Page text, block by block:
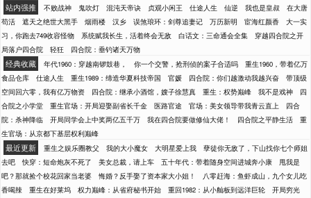
站内强推 不败战神 鬼吹灯 混沌天帝诀 贞观小闲王 仕途人生 仙逆 我也是皇叔
在大唐
苟活
遮天之绝世大黑手 烟雨楼 汉乡 误煞琅环：剑尊追妻记 万历新明 宦海红颜香
大一实
习，你跑去749收容怪物
系统赋我长生，活着终会无敌 白话文：三命通会全集
穿越四合院之开
局落户四合院
轻狂 四合院：垂钓诸天万物
经典收藏 年代1960：穿越南锣鼓巷， 你一个交警，抢刑侦的案子合适吗
重生1960，带着亿万
食品仓库
仕途人生 重生1989：缔造华夏科技帝国 官媛 四合院：你们越激动我越兴奋
带顶级
空间回六零，我有亿万物资
四合院：继承小酒馆，嫂子徐慧真 重生：权势巅峰 我不是戏神
四
合院之小学堂
重生官场：开局迎娶副省长千金 医路官途 官场：美女领导带我青云直上
四合
院：杀神降临
开局同学会上中奖两亿五千万 我在四合院要做修仙大佬！ 四合院之平静生活
重
生官场：从京都下基层权利巅峰
最近更新 重生之娱乐圈教父 我的大小魔女 大明星爱上我
孽徒你无敌了，下山找你七个师姐
去吧
快穿：短命炮灰不死了 美女总裁，请上车 五十年代：带着随身空间进城奔小康
甩我是
吧？那就捡个校花回家当老婆
悔婚？反手娶了资本家大小姐！
八零赶海：鱼虾成山，九个女儿吃
香喝辣
重生在好莱坞 权力巅峰：从省府秘书开始 重回1982：从小舢板到远洋巨轮
开局穷光